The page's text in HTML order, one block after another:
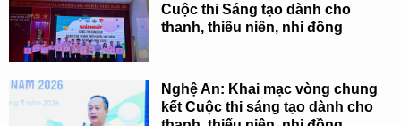
Cuộc thi Sáng tạo dành cho
thanh, thiếu niên, nhi đồng
Nghệ An: Khai mạc vòng chung
kết Cuộc thi sáng tạo dành cho